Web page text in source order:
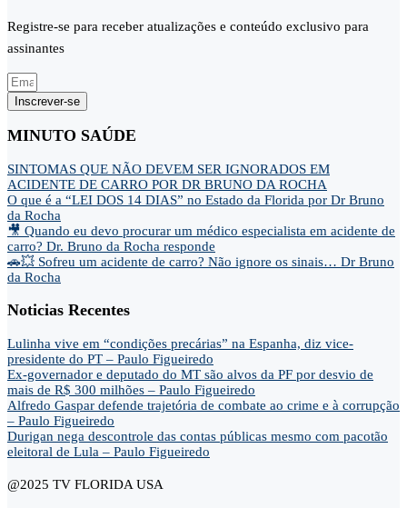
Registre-se para receber atualizações e conteúdo exclusivo para
assinantes
Inscrever-se
MINUTO SAÚDE
SINTOMAS QUE NÃO DEVEM SER IGNORADOS EM
ACIDENTE DE CARRO POR DR BRUNO DA ROCHA
O que é a “LEI DOS 14 DIAS” no Estado da Florida por Dr Bruno
da Rocha
🎥 Quando eu devo procurar um médico especialista em acidente de
carro? Dr. Bruno da Rocha responde
🚗💥 Sofreu um acidente de carro? Não ignore os sinais… Dr Bruno
da Rocha
Noticias Recentes
Lulinha vive em “condições precárias” na Espanha, diz vice-
presidente do PT – Paulo Figueiredo
Ex-governador e deputado do MT são alvos da PF por desvio de
mais de R$ 300 milhões – Paulo Figueiredo
Alfredo Gaspar defende trajetória de combate ao crime e à corrupção
– Paulo Figueiredo
Durigan nega descontrole das contas públicas mesmo com pacotão
eleitoral de Lula – Paulo Figueiredo
@2025 TV FLORIDA USA